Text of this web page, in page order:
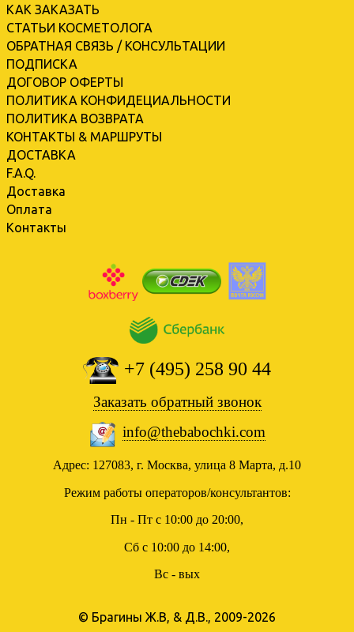
КАК ЗАКАЗАТЬ
СТАТЬИ КОСМЕТОЛОГА
ОБРАТНАЯ СВЯЗЬ / КОНСУЛЬТАЦИИ
ПОДПИСКА
ДОГОВОР ОФЕРТЫ
ПОЛИТИКА КОНФИДЕЦИАЛЬНОСТИ
ПОЛИТИКА ВОЗВРАТА
КОНТАКТЫ & МАРШРУТЫ
ДОСТАВКА
F.A.Q.
Доставка
Оплата
Контакты
+7 (495) 258 90 44
Заказать обратный звонок
info@thebabochki.com
Адрес: 127083, г. Москва, улица 8 Марта, д.10
Режим работы операторов/консультантов:
Пн - Пт с 10:00 до 20:00,
Сб с 10:00 до 14:00,
Вс - вых
© Брагины Ж.В, & Д.В., 2009-2026